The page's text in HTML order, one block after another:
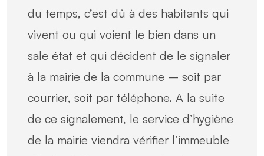
du temps, c’est dû à des habitants qui
vivent ou qui voient le bien dans un
sale état et qui décident de le signaler
à la mairie de la commune – soit par
courrier, soit par téléphone. A la suite
de ce signalement, le service d’hygiène
de la mairie viendra vérifier l’immeuble